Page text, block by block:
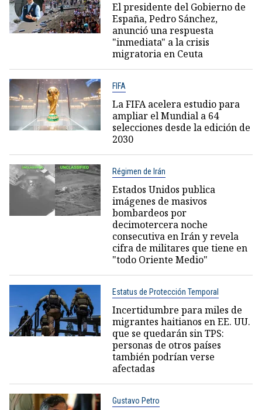
El presidente del Gobierno de
España, Pedro Sánchez,
anunció una respuesta
"inmediata" a la crisis
migratoria en Ceuta
FIFA
La FIFA acelera estudio para
ampliar el Mundial a 64
selecciones desde la edición de
2030
Régimen de Irán
Estados Unidos publica
imágenes de masivos
bombardeos por
decimotercera noche
consecutiva en Irán y revela
cifra de militares que tiene en
"todo Oriente Medio"
Estatus de Protección Temporal
Incertidumbre para miles de
migrantes haitianos en EE. UU.
que se quedarán sin TPS:
personas de otros países
también podrían verse
afectadas
Gustavo Petro